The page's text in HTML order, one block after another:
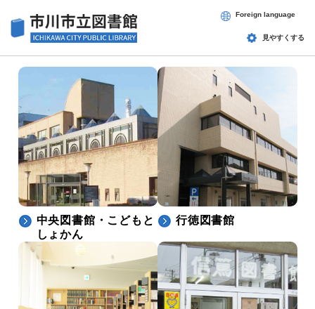
見やすくする
Foreign language
中央図書館・こどもと
しょかん
行徳図書館